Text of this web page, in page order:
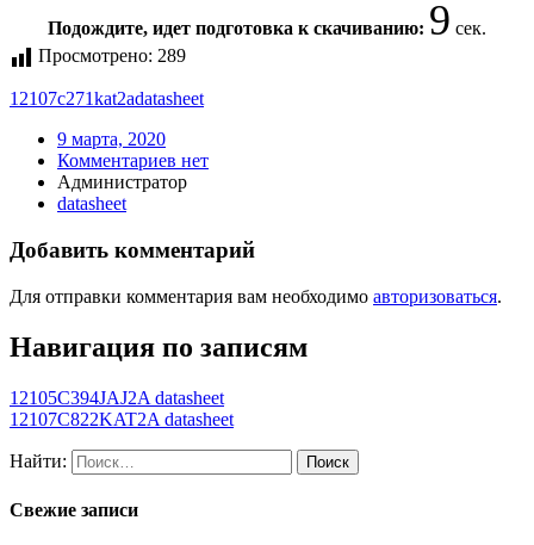
Подождите, идет подготовка к скачиванию: 9 сек.
Просмотрено: 289
12107c271kat2adatasheet
9 марта, 2020
Комментариев нет
Администратор
datasheet
Добавить комментарий
Для отправки комментария вам необходимо авторизоваться.
Навигация по записям
12105C394JAJ2A datasheet
12107C822KAT2A datasheet
Найти:
Свежие записи